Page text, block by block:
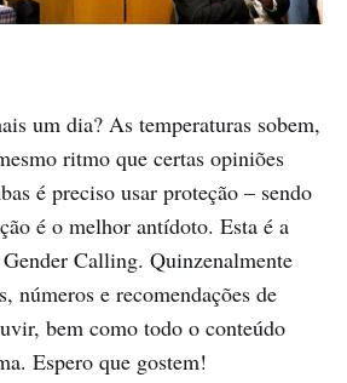
um dia? As temperaturas sobem,
ritmo que certas opiniões
é preciso usar proteção – sendo
é o melhor antídoto. Esta é a
Calling. Quinzenalmente
números e recomendações de
bem como todo o conteúdo
Espero que gostem!